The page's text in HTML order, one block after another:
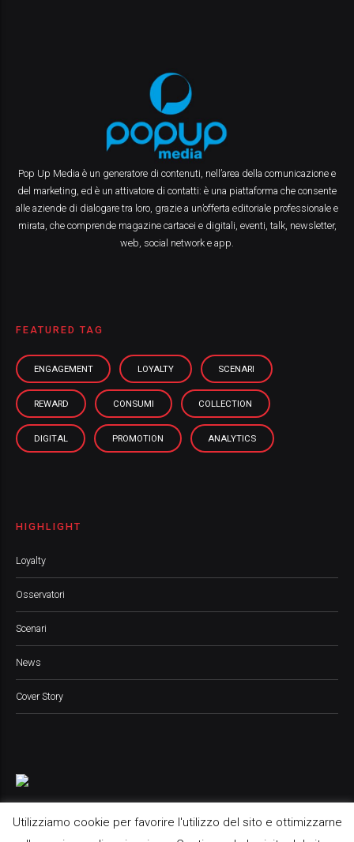
Pop Up Media è un generatore di contenuti, nell’area della comunicazione e
del marketing, ed è un attivatore di contatti: è una piattaforma che consente
alle aziende di dialogare tra loro, grazie a un’offerta editoriale professionale e
mirata, che comprende magazine cartacei e digitali, eventi, talk, newsletter,
web, social network e app.
FEATURED TAG
ENGAGEMENT LOYALTY SCENARI
REWARD CONSUMI COLLECTION
DIGITAL PROMOTION ANALYTICS
HIGHLIGHT
Loyalty
Osservatori
Scenari
News
Cover Story
Utilizziamo cookie per favorire l'utilizzo del sito e ottimizzarne